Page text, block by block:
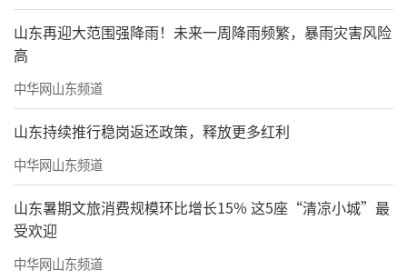
山东再迎大范围强降雨！未来一周降雨频繁，暴雨灾害风险
高
中华网山东频道
山东持续推行稳岗返还政策，释放更多红利
中华网山东频道
山东暑期文旅消费规模环比增长15% 这5座“清凉小城”最
受欢迎
中华网山东频道